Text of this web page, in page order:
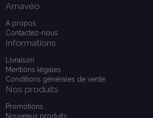
Amavéo
A propos
Contactez-nous
Informations
Livraison
Mentions légales
Conditions générales de vente
Nos produits
Promotions
Nouveaux produits